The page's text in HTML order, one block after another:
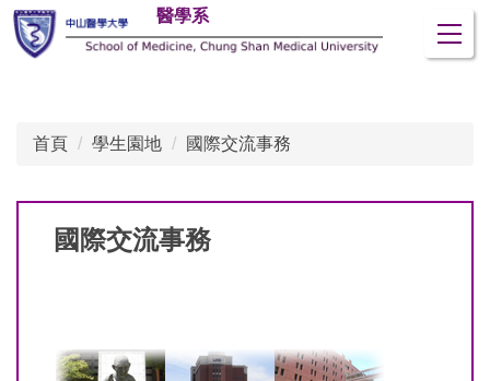
跳
到
醫學系
首頁 學生園地 國際交流事務
國際交流事務